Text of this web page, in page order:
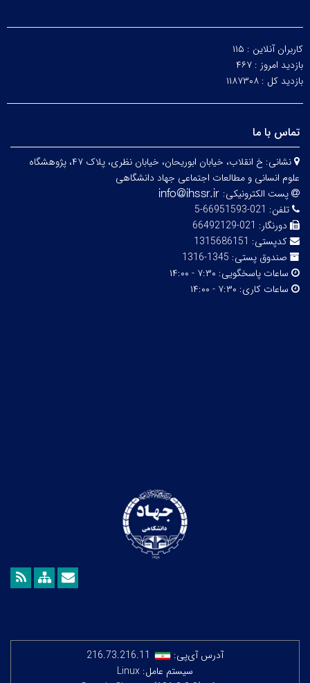
کاربران آنلاین : ۱۱۵
بازدید امروز : ۴۶۷
بازدید کل : ۱۱۸۷۳۰۸
تماس با ما
نشانی:
خ انقلاب، خیابان ابوریحان، خیابان نظری، پلاک ۴۷، پژوهشگاه
علوم انسانی و مطالعات اجتماعی جهاد دانشگاهی
پست الکترونیکی:
تلفن: 021-66951593-5
دورنگار: 021-66492129
کدپستی: 1315686151
صندوق پستی: 1345-1316
ساعات پاسخگویی: ۷:۳۰ - ۱۴:۰۰
ساعات کاری: ۷:۳۰ - ۱۴:۰۰
آدرس آی‌پی:
216.73.216.11
سیستم عامل: Linux